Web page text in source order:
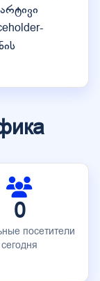
0
посетители
сегодня